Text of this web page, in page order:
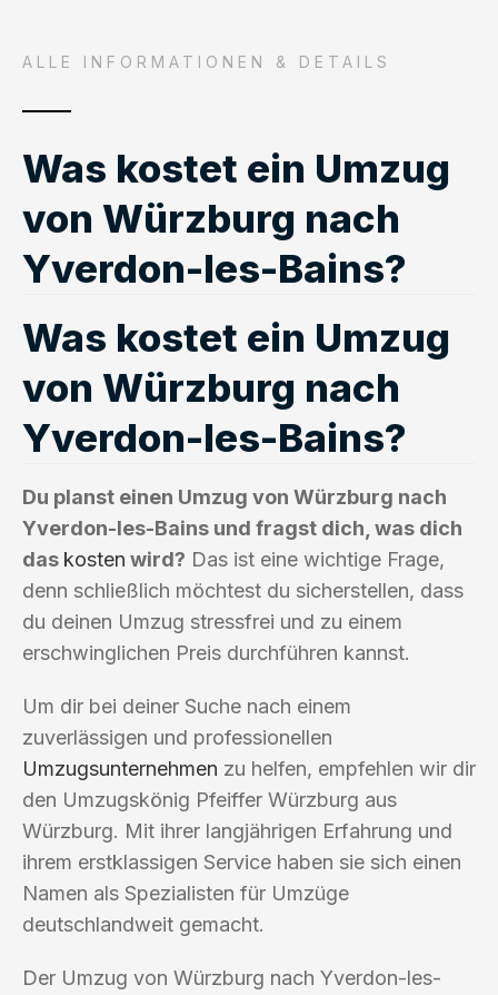
ALLE INFORMATIONEN & DETAILS
Was kostet ein Umzug
von Würzburg nach
Yverdon-les-Bains?
Was kostet ein Umzug
von Würzburg nach
Yverdon-les-Bains?
Du planst einen Umzug von Würzburg nach
Yverdon-les-Bains und fragst dich, was dich
das kosten wird? Das ist eine wichtige Frage,
denn schließlich möchtest du sicherstellen, dass
du deinen Umzug stressfrei und zu einem
erschwinglichen Preis durchführen kannst.
Um dir bei deiner Suche nach einem
zuverlässigen und professionellen
Umzugsunternehmen zu helfen, empfehlen wir dir
den Umzugskönig Pfeiffer Würzburg aus
Würzburg. Mit ihrer langjährigen Erfahrung und
ihrem erstklassigen Service haben sie sich einen
Namen als Spezialisten für Umzüge
deutschlandweit gemacht.
Der Umzug von Würzburg nach Yverdon-les-